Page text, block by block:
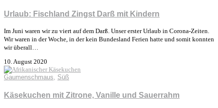
Urlaub: Fischland Zingst Darß mit Kindern
Im Juni waren wir zu viert auf dem Darß. Unser erster Urlaub in Corona-Zeiten.
Wir waren in der Woche, in der kein Bundesland Ferien hatte und somit konnten
wir überall…
10. August 2020
Gaumenschmaus, Süß
Käsekuchen mit Zitrone, Vanille und Sauerrahm